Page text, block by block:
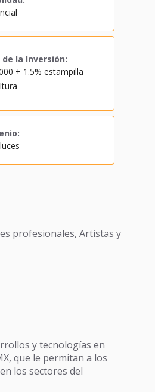
de la Inversión:
+ 1.5% estampilla
profesionales, Artistas y
y tecnologías en
que le permitan a los
los sectores del